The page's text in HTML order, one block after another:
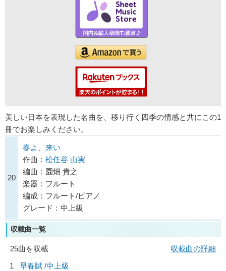
美しい日本を表現した名曲を、移り行く四季の情感と共にこの1
冊でお楽しみください。
20
春よ、来い
作曲： 松任谷 由実
編曲：園畑 貴之
楽器：フルート
編成：フルート/ピアノ
グレード：中上級
収載曲一覧
25曲を収載
収載曲の詳細
1
早春賦 /中上級